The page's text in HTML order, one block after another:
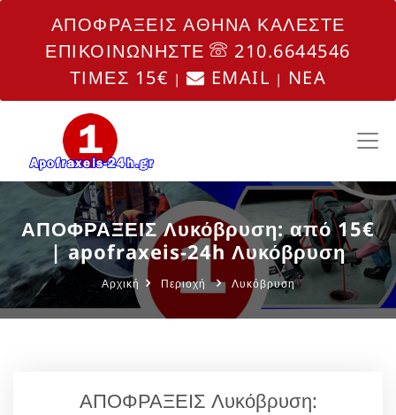
ΑΠΟΦΡΑΞΕΙΣ ΑΘΗΝΑ ΚΑΛΕΣΤΕ
ΕΠΙΚΟΙΝΩΝΗΣΤΕ
210.6644546
ΤΙΜΕΣ 15€ | EMAIL | NEA
ΑΠΟΦΡΑΞΕΙΣ Λυκόβρυση: από 15€
| apofraxeis-24h Λυκόβρυση
Αρχική Περιοχή Λυκόβρυση
ΑΠΟΦΡΑΞΕΙΣ Λυκόβρυση: